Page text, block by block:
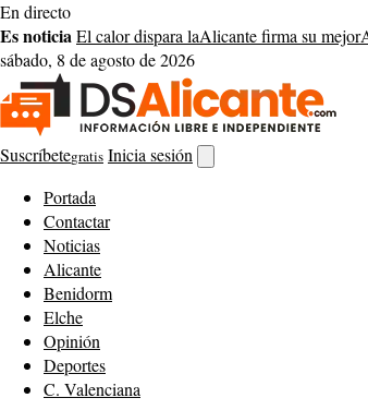
Saltar
al
contenido
En directo
Es noticiaEl calor dispara laAlicante firma su mejor
sábado, 8 de agosto de 2026
Suscríbetegratis Inicia sesión
buscador
Portada
Contactar
Noticias
Alicante
Benidorm
Elche
Opinión
Deportes
C. Valenciana